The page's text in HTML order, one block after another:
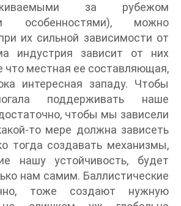
за рубежом
особенностями), можно
их сильной зависимости от
индустрия зависит от них
что местная ее составляющая,
интересная западу. Чтобы
поддерживать наше
чтобы мы зависели
то мере должна зависеть
тогда создавать механизмы,
нашу устойчивость, будет
нам самим. Баллистические
тоже создают нужную